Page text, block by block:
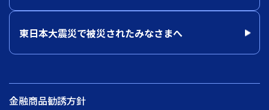
東日本大震災で被災されたみなさまへ
金融商品勧誘方針